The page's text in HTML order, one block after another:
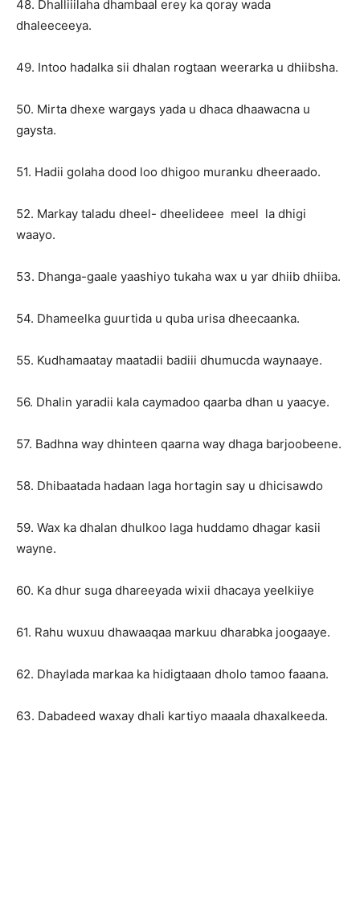
48. Dhalliiilaha dhambaal erey ka qoray wada
dhaleeceeya.
49. Intoo hadalka sii dhalan rogtaan weerarka u dhiibsha.
50. Mirta dhexe wargays yada u dhaca dhaawacna u
gaysta.
51. Hadii golaha dood loo dhigoo muranku dheeraado.
52. Markay taladu dheel- dheelideee meel la dhigi
waayo.
53. Dhanga-gaale yaashiyo tukaha wax u yar dhiib dhiiba.
54. Dhameelka guurtida u quba urisa dheecaanka.
55. Kudhamaatay maatadii badiii dhumucda waynaaye.
56. Dhalin yaradii kala caymadoo qaarba dhan u yaacye.
57. Badhna way dhinteen qaarna way dhaga barjoobeene.
58. Dhibaatada hadaan laga hortagin say u dhicisawdo
59. Wax ka dhalan dhulkoo laga huddamo dhagar kasii
wayne.
60. Ka dhur suga dhareeyada wixii dhacaya yeelkiiye
61. Rahu wuxuu dhawaaqaa markuu dharabka joogaaye.
62. Dhaylada markaa ka hidigtaaan dholo tamoo faaana.
63. Dabadeed waxay dhali kartiyo maaala dhaxalkeeda.